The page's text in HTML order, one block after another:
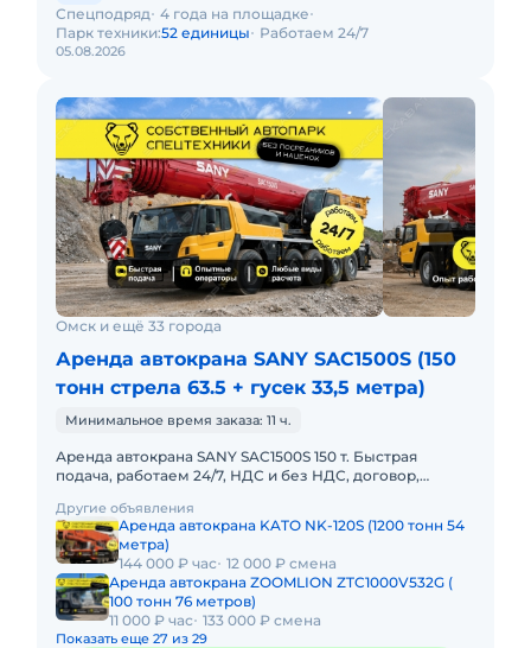
05.08.2026
Спецподряд 4 года на площадке
Парк техники:52 единицы Работаем 24/7
Омск и ещё 33 города
Аренда автокрана SANY SAC1500S (150
тонн стрела 63.5 + гусек 33,5 метра)
Минимальное время заказа: 11 ч.
Аренда автокрана SANY SAC1500S 150 т. Быстрая
подача, работаем 24/7, НДС и без НДС, договор,
SAC1500S 150 ТОННПред
Другие объявления
Аренда автокрана KATO NK-120S (1200 тонн 54
метра)
144 000 ₽ час
12 000 ₽ смена
Аренда автокрана ZOOMLION ZTC1000V532G (
100 тонн 76 метров)
11 000 ₽ час 133 000 ₽ смена
Показать еще 27 из 29